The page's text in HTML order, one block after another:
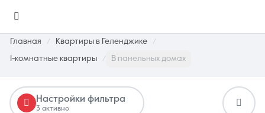
Главная Квартиры в Геленджике
1-комнатные квартиры В панельных домах
Настройки фильтра
3 активно